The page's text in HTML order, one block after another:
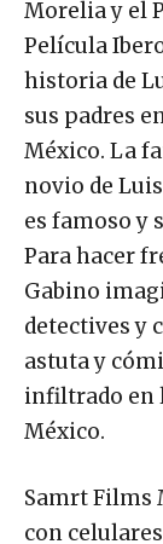
Morelia y el
Película
historia de
sus padres
México. La
novio de
es famoso y
Para hacer
Gabino
detectives y
astuta y
infiltrado en
México.
Samrt Films
con